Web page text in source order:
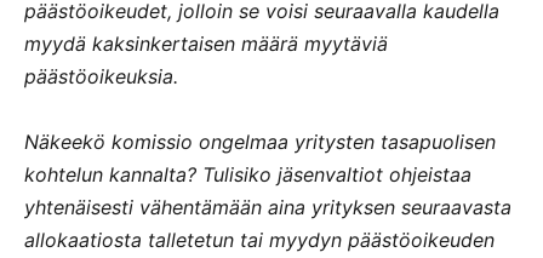
päästöoikeudet, jolloin se voisi seuraavalla kaudella
myydä kaksinkertaisen määrä myytäviä
päästöoikeuksia.
Näkeekö komissio ongelmaa yritysten tasapuolisen
kohtelun kannalta? Tulisiko jäsenvaltiot ohjeistaa
yhtenäisesti vähentämään aina yrityksen seuraavasta
allokaatiosta talletetun tai myydyn päästöoikeuden